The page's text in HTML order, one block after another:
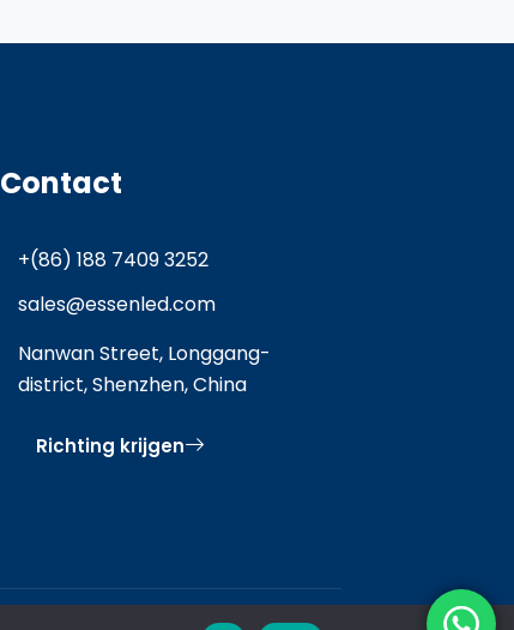
Contact
+(86) 188 7409 3252
sales@essenled.com
Nanwan Street, Longgang-
district, Shenzhen, China
Richting krijgen